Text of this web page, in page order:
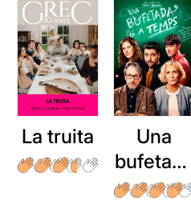
La truita
Una
bufetada
a temps